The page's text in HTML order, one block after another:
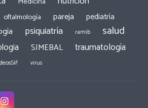
oftalmología pareja pediatría
psiquiatría ramib salud
SIMEBAL traumatología
virus